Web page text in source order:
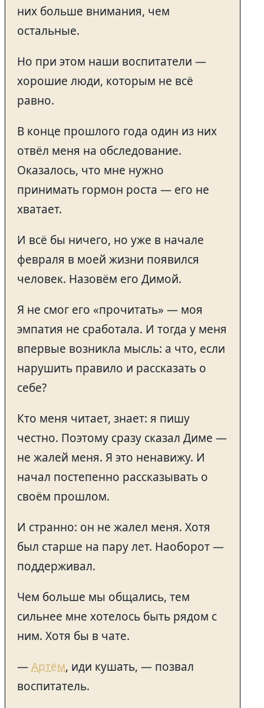
них больше внимания, чем
остальные.
Но при этом наши воспитатели —
хорошие люди, которым не всё
равно.
В конце прошлого года один из них
отвёл меня на обследование.
Оказалось, что мне нужно
принимать гормон роста — его не
хватает.
И всё бы ничего, но уже в начале
февраля в моей жизни появился
человек. Назовём его Димой.
Я не смог его «прочитать» — моя
эмпатия не сработала. И тогда у меня
впервые возникла мысль: а что, если
нарушить правило и рассказать о
себе?
Кто меня читает, знает: я пишу
честно. Поэтому сразу сказал Диме —
не жалей меня. Я это ненавижу. И
начал постепенно рассказывать о
своём прошлом.
И странно: он не жалел меня. Хотя
был старше на пару лет. Наоборот —
поддерживал.
Чем больше мы общались, тем
сильнее мне хотелось быть рядом с
ним. Хотя бы в чате.
—Артём, иди кушать, — позвал
воспитатель.